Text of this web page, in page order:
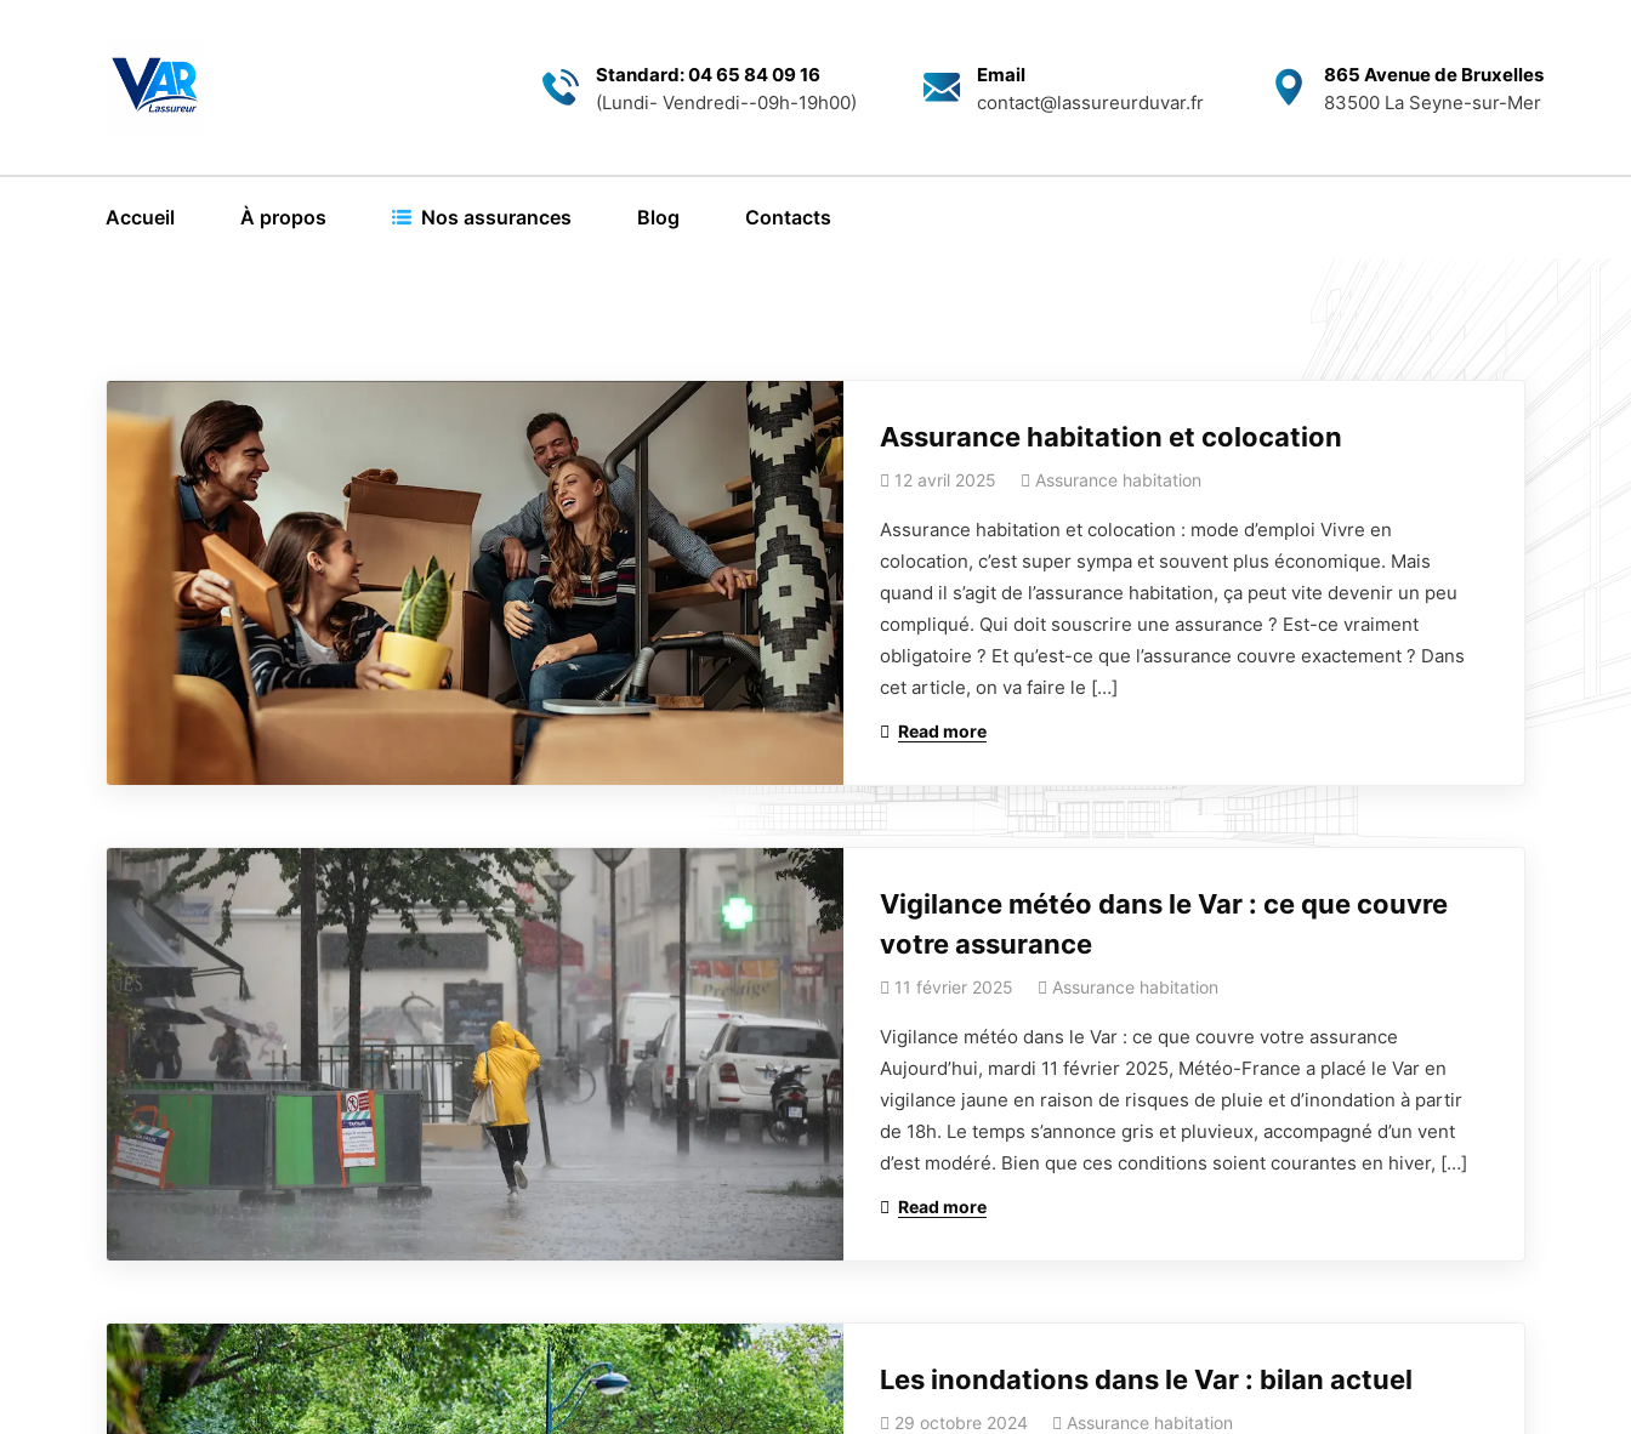
Standard: 04 65 84 09 16
(Lundi- Vendredi--09h-19h00)
Email
contact@lassureurduvar.fr
865 Avenue de Bruxelles
83500 La Seyne-sur-Mer
Accueil À propos Nos assurances Blog Contacts
Assurance habitation et colocation
12 avril 2025 Assurance habitation
Assurance habitation et colocation : mode d’emploi Vivre en
colocation, c’est super sympa et souvent plus économique. Mais
quand il s’agit de l’assurance habitation, ça peut vite devenir un peu
compliqué. Qui doit souscrire une assurance ? Est-ce vraiment
obligatoire ? Et qu’est-ce que l’assurance couvre exactement ? Dans
cet article, on va faire le […]
Read more
Vigilance météo dans le Var : ce que couvre
votre assurance
11 février 2025 Assurance habitation
Vigilance météo dans le Var : ce que couvre votre assurance
Aujourd’hui, mardi 11 février 2025, Météo-France a placé le Var en
vigilance jaune en raison de risques de pluie et d’inondation à partir
de 18h. Le temps s’annonce gris et pluvieux, accompagné d’un vent
d’est modéré. Bien que ces conditions soient courantes en hiver, […]
Read more
Les inondations dans le Var : bilan actuel
29 octobre 2024 Assurance habitation